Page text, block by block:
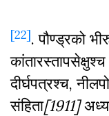
[22]. पौण्ड्रको
दीर्घपत्रश्च,
संहिता[1911]